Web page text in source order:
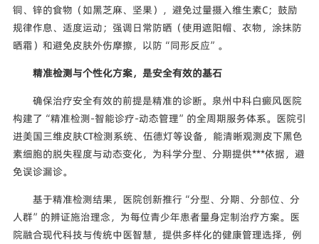
铜、锌的食物（如黑芝麻、坚果），避免过量摄入维生素C；鼓励
规律作息、适度运动；强调日常防晒（使用遮阳帽、衣物，涂抹防
晒霜）和避免皮肤外伤摩擦，以防“同形反应”。
精准检测与个性化方案，是安全有效的基石
确保治疗安全有效的前提是精准的诊断。泉州中科白癜风医院
构建了“精准检测-智能诊疗-动态管理”的全周期服务体系。医院引
进美国三维皮肤CT检测系统、伍德灯等设备，能清晰观测皮下黑色
素细胞的脱失程度与动态变化，为科学分型、分期提供***依据，避
免误诊漏诊。
基于精准检测结果，医院创新推行“分型、分期、分部位、分
人群”的辨证施治理念，为每位青少年患者量身定制治疗方案。医
院融合现代科技与传统中医智慧，提供多样化的健康管理选择，例